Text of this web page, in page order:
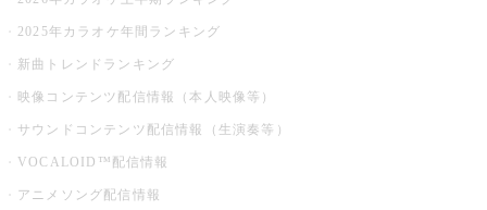
2025年カラオケ年間ランキング
新曲トレンドランキング
映像コンテンツ配信情報（本人映像等）
サウンドコンテンツ配信情報（生演奏等）
VOCALOID™配信情報
アニメソング配信情報